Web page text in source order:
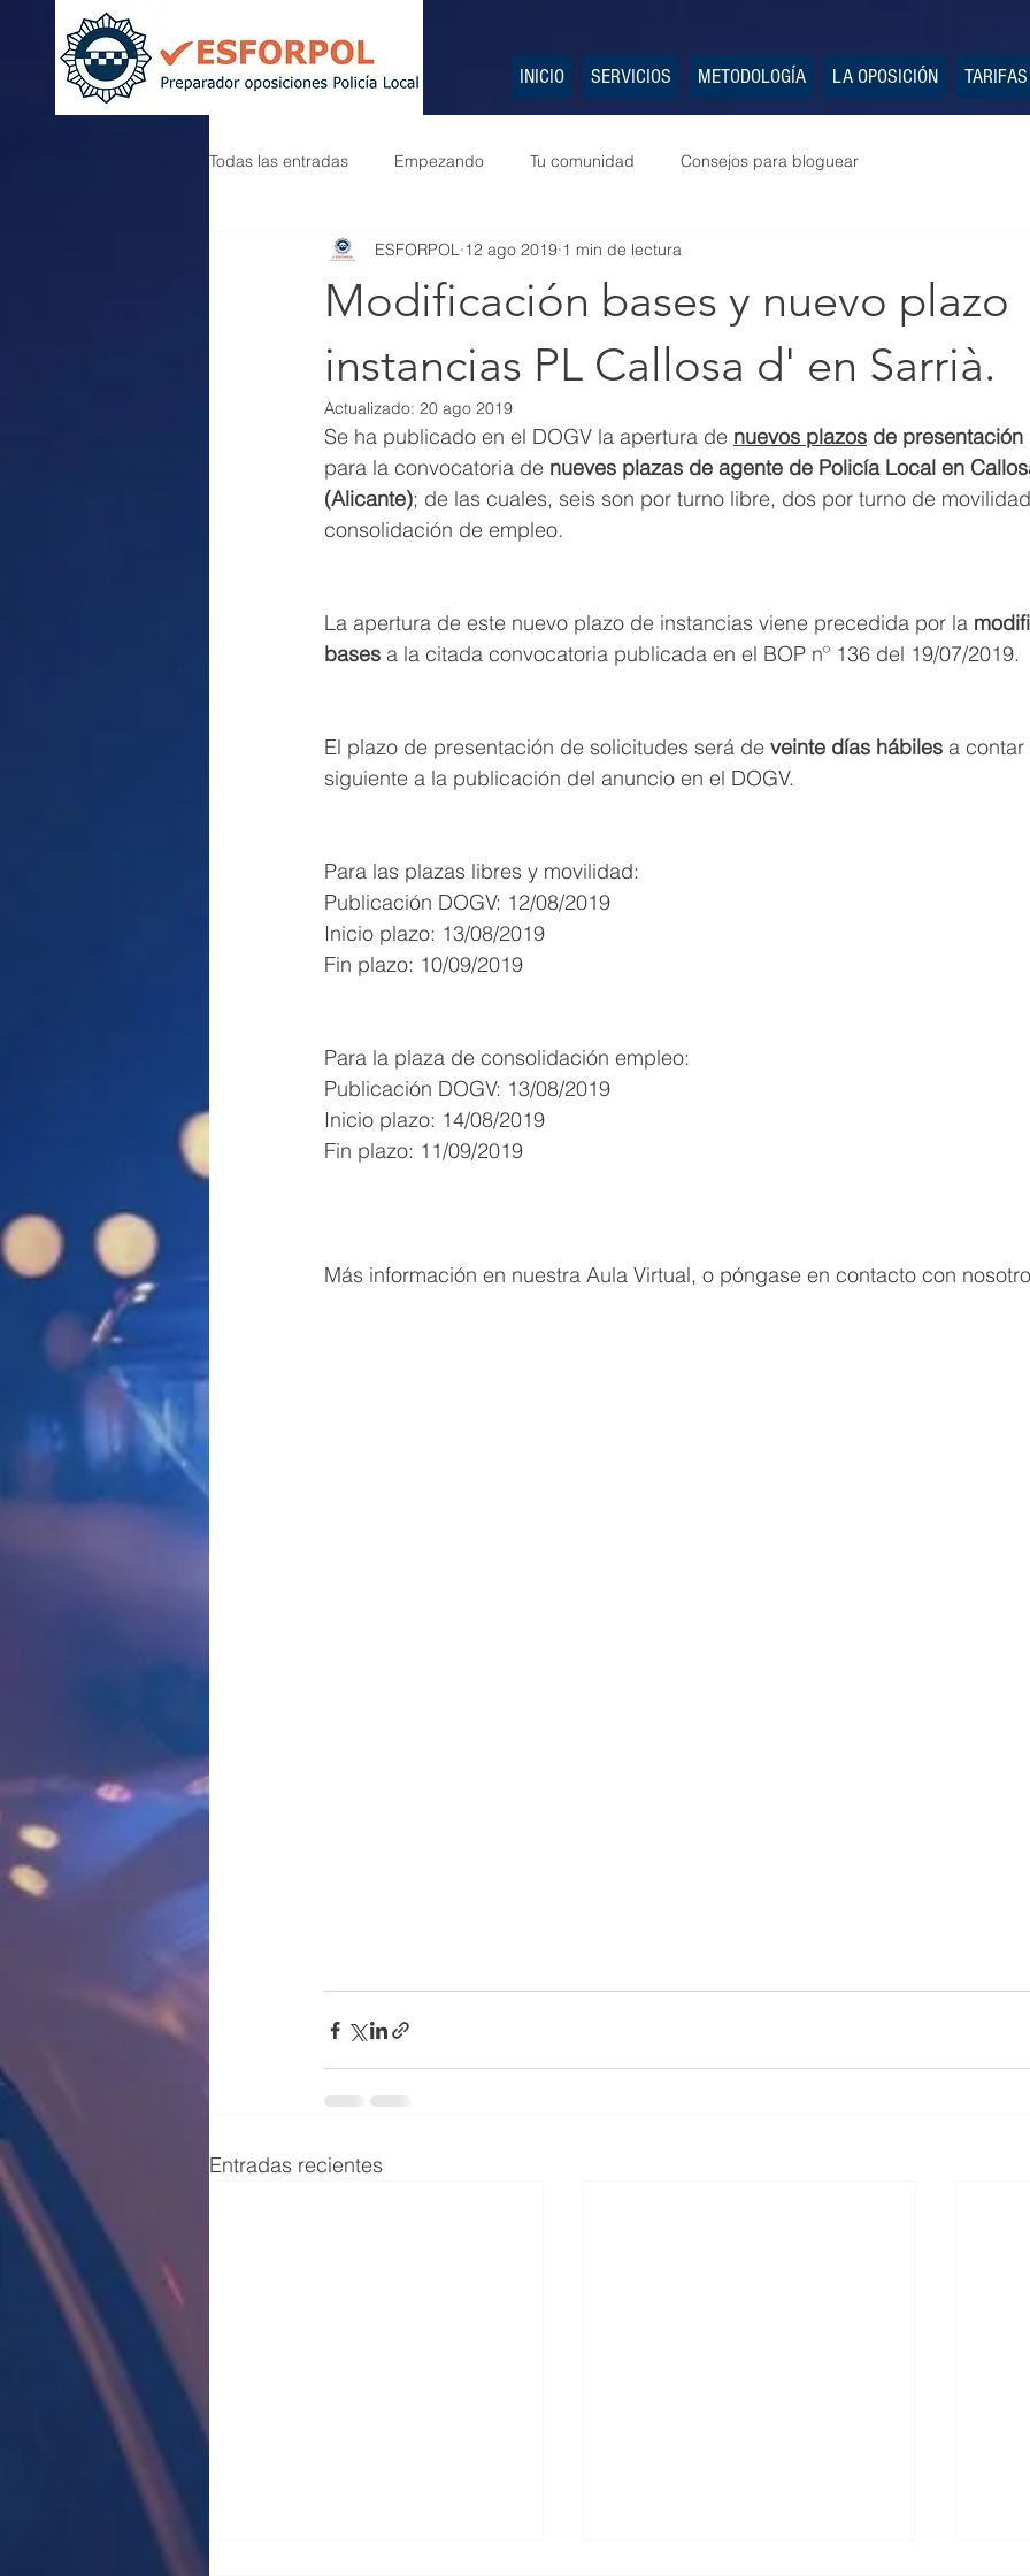
INICIO SERVICIOS METODOLOGÍA LA OPOSICIÓN TARIFAS
Todas las entradas Empezando Tu comunidad Consejos para bloguear
Modificación bases y nuevo plazo
instancias PL Callosa d' en Sarrià.
ESFORPOL 12 ago 2019 1 min de lectura
Actualizado: 20 ago 2019
Se ha publicado en el DOGV la apertura de nuevos plazos de
para la convocatoria de nueves plazas de agente de Policía Local en
(Alicante); de las cuales, seis son por turno libre, dos por turno de
consolidación de empleo.
La apertura de este nuevo plazo de instancias viene precedida por la
bases a la citada convocatoria publicada en el BOP nº 136 del 19/07/2019.
El plazo de presentación de solicitudes será de veinte días hábiles a
siguiente a la publicación del anuncio en el DOGV.
Para las plazas libres y movilidad:
Publicación DOGV: 12/08/2019
Inicio plazo: 13/08/2019
Fin plazo: 10/09/2019
Para la plaza de consolidación empleo:
Publicación DOGV: 13/08/2019
Inicio plazo: 14/08/2019
Fin plazo: 11/09/2019
Más información en nuestra Aula Virtual, o póngase en contacto con
Entradas recientes